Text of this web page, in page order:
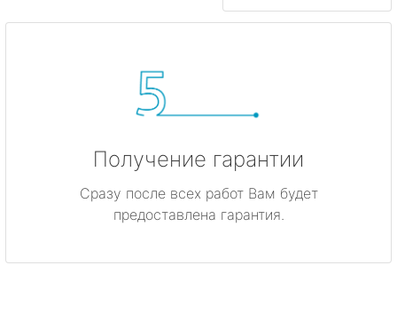
Получение гарантии
Сразу после всех работ Вам будет
предоставлена гарантия.